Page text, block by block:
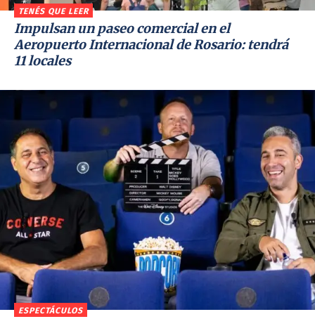
TENÉS QUE LEER
Impulsan un paseo comercial en el
Aeropuerto Internacional de Rosario: tendrá
11 locales
ESPECTÁCULOS